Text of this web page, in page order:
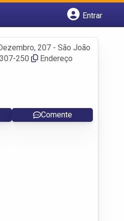
Entrar
207 - São João
250
Endereço
Comente